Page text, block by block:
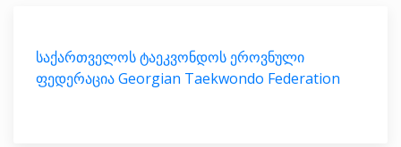
საქართველოს ტაეკვონდოს ეროვნული
ფედერაცია Georgian Taekwondo Federation